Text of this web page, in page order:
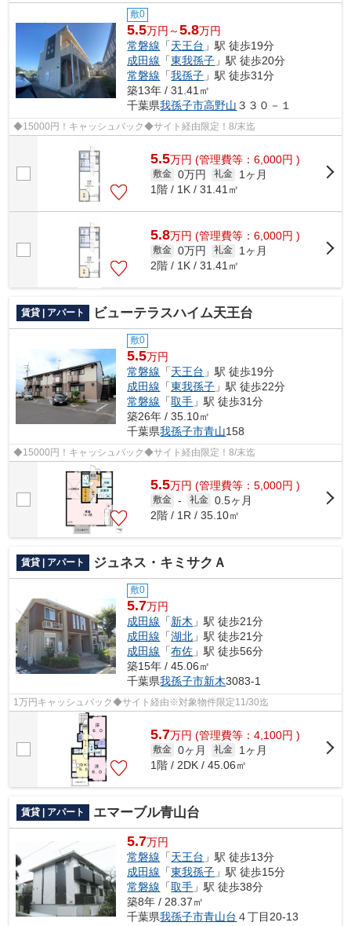
敷0
5.5万円～5.8万円
常磐線 「天王台 」駅 徒歩19分
成田線 「東我孫子 」駅 徒歩20分
常磐線 「我孫子 」駅 徒歩31分
築13年 / 31.41㎡
千葉県我孫子市高野山 ３３０－１
◆15000円！キャッシュバック◆サイト経由限定！8/末迄
5.5万円 (管理費等：6,000円 )
敷金 0万円 礼金
1ヶ月
1階 / 1K / 31.41㎡
5.8万円 (管理費等：6,000円 )
敷金 0万円 礼金
1ヶ月
2階 / 1K / 31.41㎡
賃貸 | アパート ビューテラスハイム天王台
敷0
5.5万円
常磐線 「天王台 」駅 徒歩19分
成田線 「東我孫子 」駅 徒歩22分
常磐線 「取手 」駅 徒歩31分
築26年 / 35.10㎡
千葉県我孫子市青山158
◆15000円！キャッシュバック◆サイト経由限定！8/末迄
5.5万円 (管理費等：5,000円 )
敷金 - 礼金 0.5ヶ月
2階 / 1R / 35.10㎡
賃貸 | アパート ジュネス・キミサクＡ
敷0
5.7万円
成田線 「新木 」駅 徒歩21分
成田線 「湖北 」駅 徒歩21分
成田線 「布佐 」駅 徒歩56分
築15年 / 45.06㎡
千葉県我孫子市新木3083-1
1万円キャッシュバック◆サイト経由※対象物件限定11/30迄
5.7万円 (管理費等：4,100円 )
敷金 0ヶ月 礼金
1ヶ月
1階 / 2DK / 45.06㎡
賃貸 | アパート エマーブル青山台
5.7万円
常磐線 「天王台 」駅 徒歩13分
成田線 「東我孫子 」駅 徒歩15分
常磐線 「取手 」駅 徒歩38分
築8年 / 28.37㎡
千葉県我孫子市青山台 ４丁目20-13